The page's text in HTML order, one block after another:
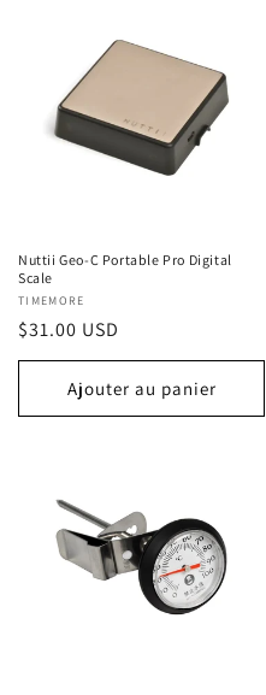
Nuttii Geo-C Portable Pro Digital
Scale
Fournisseur :
TIMEMORE
Prix
habituel
$31.00 USD
Ajouter au panier